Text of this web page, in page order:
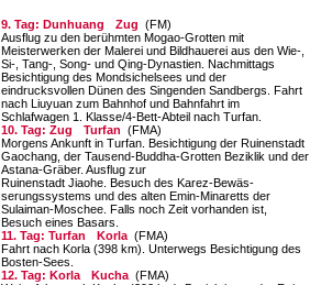
9. Tag: Dunhuang Zug (FM)
Ausflug zu den berühmten Mogao-Grotten mit
Meisterwerken der Malerei und Bildhauerei aus den Wie-,
Si-, Tang-, Song- und Qing-Dynastien. Nachmittags
Besichtigung des Mondsichelsees und der
eindrucksvollen Dünen des Singenden Sandbergs. Fahrt
nach Liuyuan zum Bahnhof und Bahnfahrt im
Schlafwagen 1. Klasse/4-Bett-Abteil nach Turfan.
10. Tag: Zug
Turfan (FMA)
Morgens Ankunft in Turfan. Besichtigung der Ru­inenstadt
Gaochang, der Tausend-Buddha-Grot­ten Beziklik und der
Astana-Gräber. Ausflug zur
Ruinenstadt Jiaohe. Besuch des Karez-Bewäs­
serungssystems und des alten Emin-Minaretts der
Sulaiman-Moschee. Falls noch Zeit vorhan­den ist,
Besuch eines Basars.
11. Tag: Turfan
Korla (FMA)
Fahrt nach Korla (398 km). Unterwegs Besichti­gung des
Bosten-Sees.
12. Tag: Korla
Kucha (FMA)